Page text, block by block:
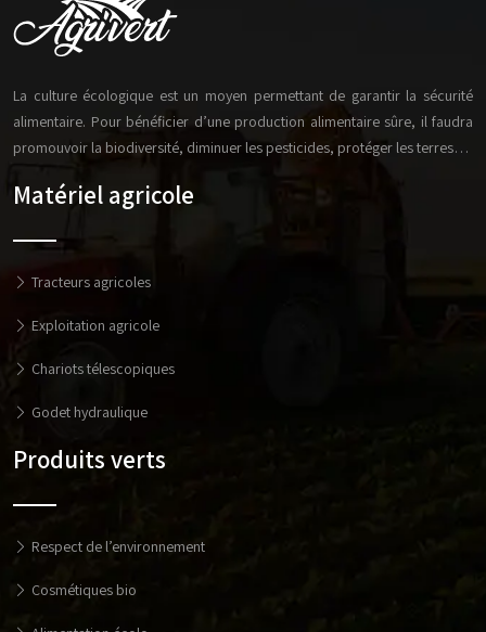
La culture écologique est un moyen permettant de garantir la sécurité
alimentaire. Pour bénéficier d’une production alimentaire sûre, il faudra
promouvoir la biodiversité, diminuer les pesticides, protéger les terres…
Matériel agricole
Tracteurs agricoles
Exploitation agricole
Chariots télescopiques
Godet hydraulique
Produits verts
Respect de l’environnement
Cosmétiques bio